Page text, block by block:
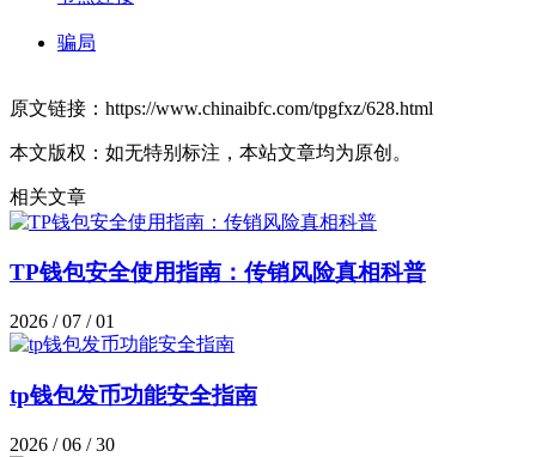
骗局
原文链接：https://www.chinaibfc.com/tpgfxz/628.html
本文版权：如无特别标注，本站文章均为原创。
相关文章
TP钱包安全使用指南：传销风险真相科普
2026 / 07 / 01
tp钱包发币功能安全指南
2026 / 06 / 30